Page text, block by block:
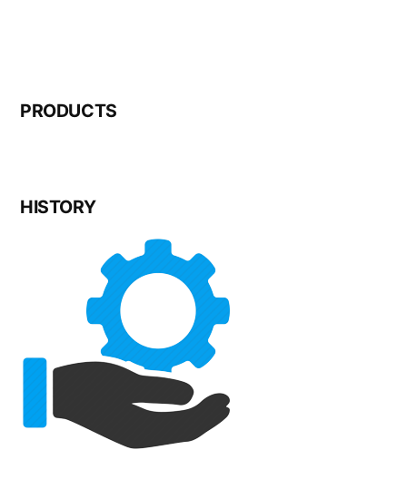
PRODUCTS
HISTORY